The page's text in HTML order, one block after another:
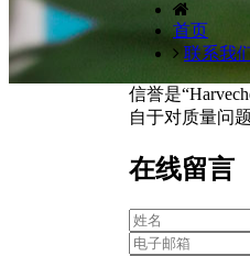
首页
联系我
信誉是
自于对质量问
在线留言